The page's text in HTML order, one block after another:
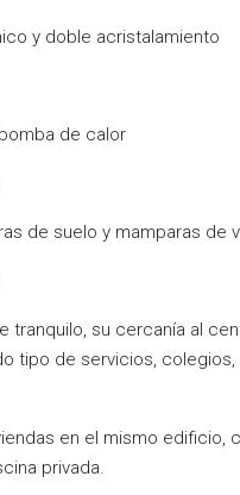
y doble acristalamiento
de calor
de suelo y mamparas de
tranquilo, su cercanía al
tipo de servicios, colegios,
en el mismo edificio,
privada.